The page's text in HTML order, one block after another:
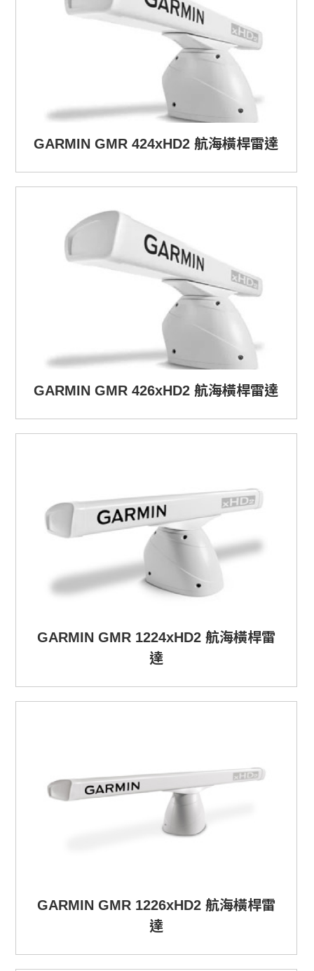
GARMIN GMR 424xHD2 航海橫桿雷達
GARMIN GMR 426xHD2 航海橫桿雷達
GARMIN GMR 1224xHD2 航海橫桿雷
達
GARMIN GMR 1226xHD2 航海橫桿雷
達